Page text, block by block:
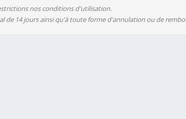
nos conditions d'utilisation.
de 14 jours ainsi qu'à toute forme d'annulation ou de